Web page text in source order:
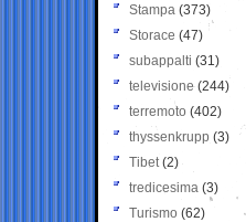
Stampa (373)
Storace (47)
subappalti (31)
televisione(244)
terremoto (402)
thyssenkrupp (3)
Tibet(2)
tredicesima (3)
Turismo (62)